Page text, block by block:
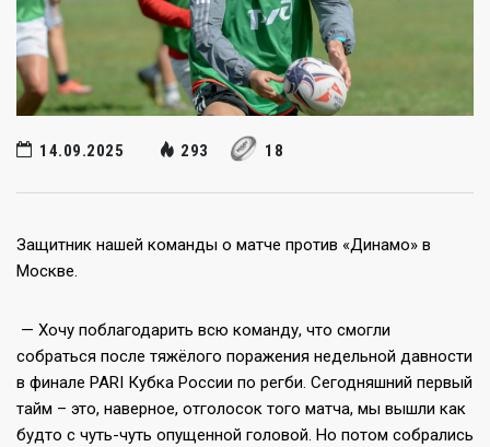
14.09.2025 293 18
Защитник нашей команды о матче против «Динамо» в
Москве.
— Хочу поблагодарить всю команду, что смогли
собраться после тяжёлого поражения недельной давности
в финале PARI Кубка России по регби. Сегодняшний первый
тайм – это, наверное, отголосок того матча, мы вышли как
будто с чуть-чуть опущенной головой. Но потом собрались